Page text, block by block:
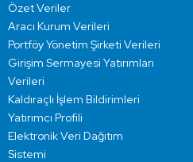
Özet Veriler
Aracı Kurum Verileri
Portföy Yönetim Şirketi Verileri
Girişim Sermayesi Yatırımları
Verileri
Kaldıraçlı İşlem Bildirimleri
Yatırımcı Profili
Elektronik Veri Dağıtım
Sistemi